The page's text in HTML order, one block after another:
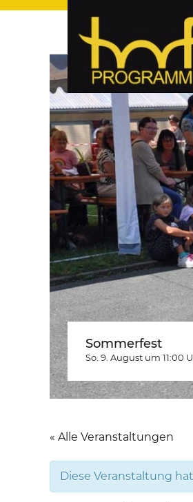
hof-
hof-programm – das
Sommerfest
So. 9. August um 11:00
« Alle Veranstaltungen
Diese Veranstaltung